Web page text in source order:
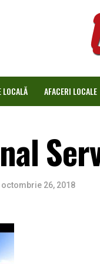
AFACERI LOCALE
octombrie 26, 2018